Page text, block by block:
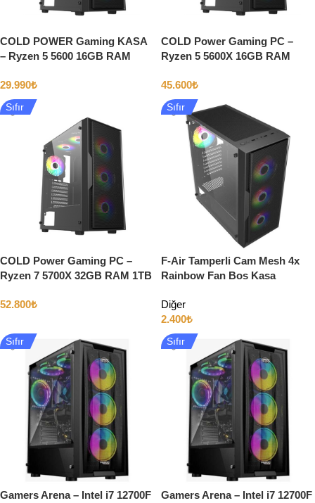
COLD POWER Gaming KASA
– Ryzen 5 5600 16GB RAM
RTX3050
29.990₺
COLD Power Gaming PC –
Ryzen 5 5600X 16GB RAM
RTX5060
45.600₺
Sıfır
COLD Power Gaming PC –
Ryzen 7 5700X 32GB RAM 1TB
52.800₺
Sıfır
F-Air Tamperli Cam Mesh 4x
Rainbow Fan Bos Kasa
Diğer
2.400₺
Sıfır
Gamers Arena – Intel i7 12700F
Sıfır
Gamers Arena – Intel i7 12700F